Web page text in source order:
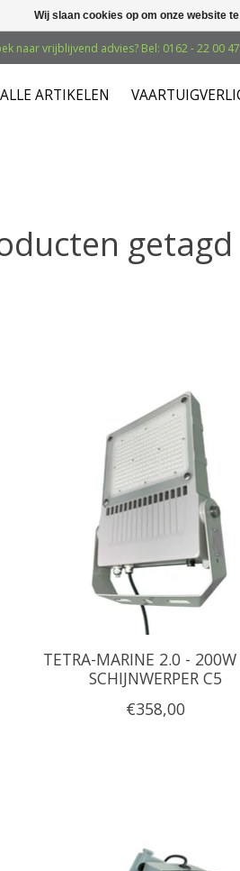
naar vrijblijvend advies? Bel: 0162 - 22 00 47
ALLE ARTIKELEN
TETRA-MARINE 2.0 - 200W
SCHIJNWERPER C5
€358,00
Wij slaan cookies op om onze website